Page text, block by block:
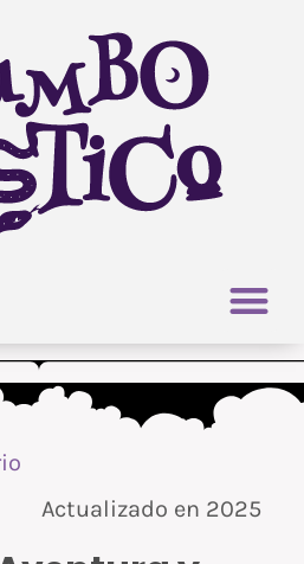
Actualizado en 2025